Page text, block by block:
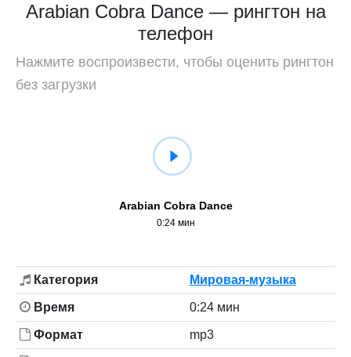
Arabian Cobra Dance — рингтон на
телефон
Нажмите воспроизвести, чтобы оценить рингтон
без загрузки
Arabian Cobra Dance
0:24 мин
Категория Мировая-музыка
Время 0:24 мин
Формат mp3